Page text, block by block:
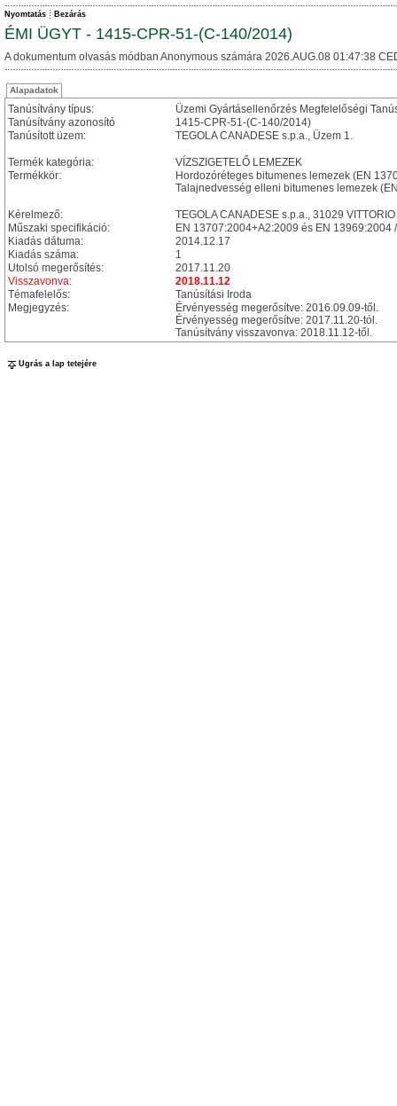
Nyomtatás Bezárás
ÉMI ÜGYT - 1415-CPR-51-(C-140/2014)
A dokumentum olvasás módban Anonymous számára 2026.AUG.08 01:47:38
Alapadatok
Tanúsítvány típus:
Üzemi Gyártásellenőrzés Megfelelőségi
Tanúsítvány azonosító
1415-CPR-51-(C-140/2014)
Tanúsított üzem:
TEGOLA CANADESE s.p.a., Üzem 1.
Termék kategória:
VÍZSZIGETELŐ LEMEZEK
Termékkör:
Hordozóréteges bitumenes lemezek (EN
Talajnedvesség elleni bitumenes lemezek
Kérelmező:
TEGOLA CANADESE s.p.a., 31029
Műszaki specifikáció:
EN 13707:2004+A2:2009 és EN
Kiadás dátuma:
2014.12.17
Kiadás száma:
1
Utolsó megerősítés:
2017.11.20
Visszavonva:
2018.11.12
Témafelelős:
Tanúsítási Iroda
Megjegyzés:
Érvényesség megerősítve: 2016.09.09-től.
Érvényesség megerősítve: 2017.11.20-tól.
Tanúsítvány visszavonva: 2018.11.12-től.
Ugrás a lap tetejére